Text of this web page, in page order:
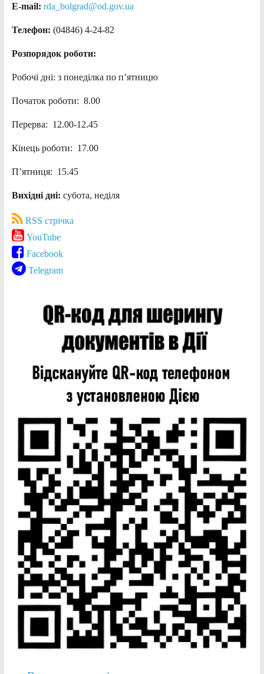
E-mail: rda_bolgrad@od.gov.ua
Телефон: (04846) 4-24-82
Розпорядок роботи:
Робочі дні: з понеділка по п’ятницю
Початок роботи: 8.00
Перерва: 12.00-12.45
Кінець роботи: 17.00
П’ятниця: 15.45
Вихідні дні: субота, неділя
RSS стрічка
YouTube
Facebook
Telegram